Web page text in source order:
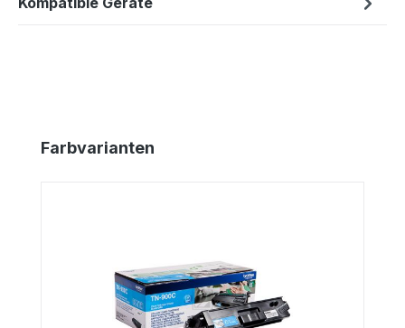
Produktgalerie überspringen
Farbvarianten